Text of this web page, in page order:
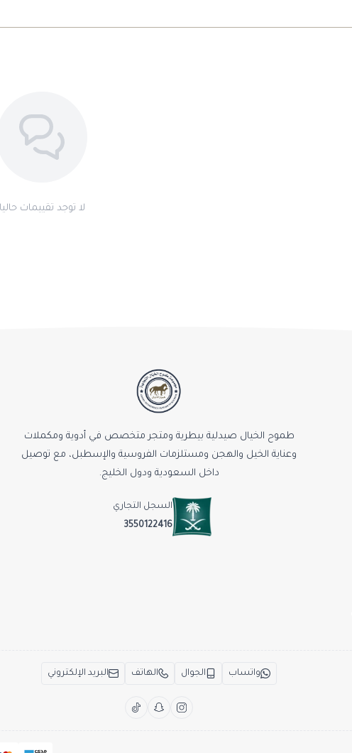
لا توجد تقييمات حاليا
طموح الخيال صيدلية بيطرية ومتجر متخصص في أدوية ومكملات
وعناية الخيل والهجن ومستلزمات الفروسية والإسطبل، مع توصيل
داخل السعودية ودول الخليج.
السجل التجاري
3550122416
واتساب الجوال الهاتف البريد الإلكتروني